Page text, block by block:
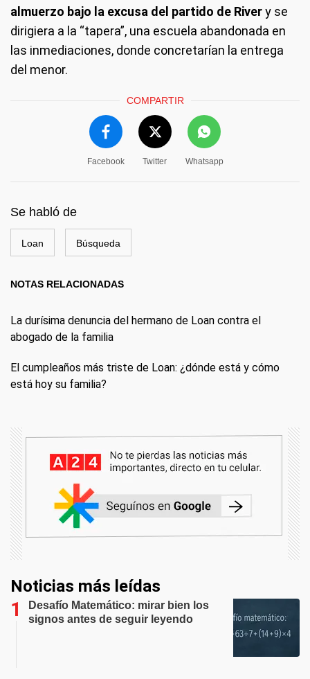
almuerzo bajo la excusa del partido de Rivery se
dirigiera a la “tapera”, una escuela abandonada en
las inmediaciones, donde concretarían la entrega
del menor.
COMPARTIR
Facebook Twitter Whatsapp
Se habló de
Loan Búsqueda
NOTAS RELACIONADAS
La durísima denuncia del hermano de Loan contra el
abogado de la familia
El cumpleaños más triste de Loan: ¿dónde está y cómo
está hoy su familia?
Noticias más leídas
Desafío Matemático: mirar bien los
signos antes de seguir leyendo